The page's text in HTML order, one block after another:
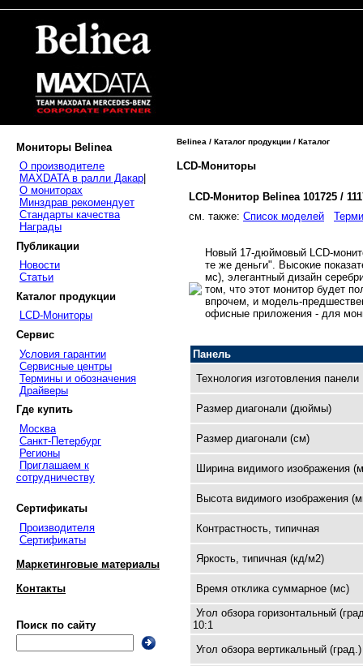
Мониторы Belinea
О производителе
MAXDATA в ралли Дакар
О мониторах
Минздрав рекомендует
Стандарты качества
Награды
Публикации
Новости
Статьи
Каталог продукции
LCD-Мониторы
Сервис
Условия гарантии
Сервисные центры
Термины и обозначения
Драйверы
Где купить
Москва
Санкт-Петербург
Регионы
Приглашаем к
сотрудничеству
Сертификаты
Производителя
Сертификаты
Маркетинговые материалы
Контакты
Поиск по сайту
Belinea / Каталог продукции / Каталог
LCD-Мониторы
LCD-Монитор Belinea 101725 /
cм. также: Список моделей
Новый 17-дюймовый LCD-
те же деньги". Высокие
мс), элегантный дизайн
том, что этот монитор будет
впрочем, и модель-
офисные приложения - для
Панель
Технология изготовления панели
Размер диагонали (дюймы)
Размер диагонали (см)
Ширина видимого изображения
Высота видимого изображения
Контрастность, типичная
Яркость, типичная (кд/м2)
Время отклика суммарное (мс)
Угол обзора горизонтальный
10:1
Угол обзора вертикальный